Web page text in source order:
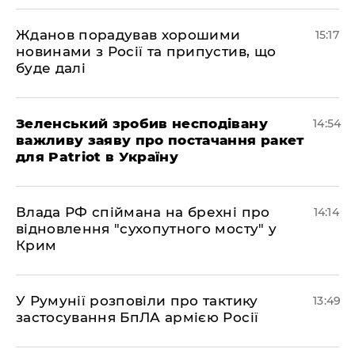
Жданов порадував хорошими
новинами з Росії та припустив, що
буде далі
15:17
Зеленський зробив несподівану
важливу заяву про постачання ракет
для Patriot в Україну
14:54
Влада РФ спіймана на брехні про
відновлення "сухопутного мосту" у
Крим
14:14
У Румунії розповіли про тактику
застосування БпЛА армією Росії
13:49